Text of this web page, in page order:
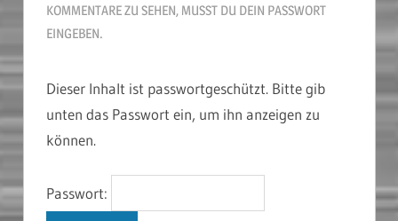
KOMMENTARE ZU SEHEN, MUSST DU DEIN PASSWORT
EINGEBEN.
Dieser Inhalt ist passwortgeschützt. Bitte gib
unten das Passwort ein, um ihn anzeigen zu
können.
Passwort: